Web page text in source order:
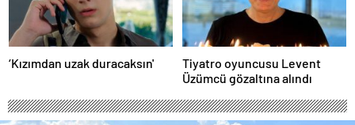
‘Kızımdan uzak duracaksın'
Tiyatro oyuncusu Levent
Üzümcü gözaltına alındı